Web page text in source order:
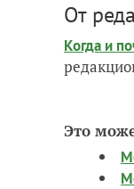
От
Когда и
Это